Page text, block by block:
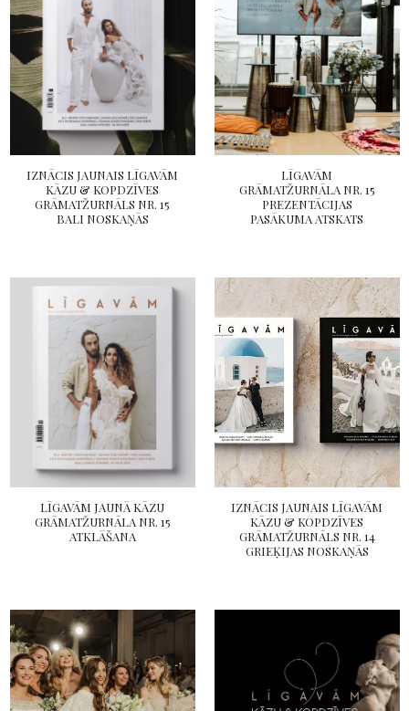
IZNĀCIS JAUNAIS LĪGAVĀM
KĀZU & KOPDZĪVES
GRĀMATŽURNĀLS NR. 15
BALI NOSKAŅĀS
LĪGAVĀM
GRĀMATŽURNĀLA NR. 15
PREZENTĀCIJAS
PASĀKUMA ATSKATS
LĪGAVĀM JAUNĀ KĀZU
GRĀMATŽURNĀLA NR. 15
ATKLĀŠANA
IZNĀCIS JAUNAIS LĪGAVĀM
KĀZU & KOPDZĪVES
GRĀMATŽURNĀLS NR. 14
GRIEĶIJAS NOSKAŅĀS